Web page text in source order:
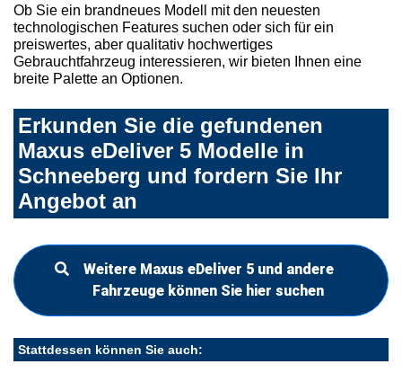
Ob Sie ein brandneues Modell mit den neuesten
technologischen Features suchen oder sich für ein
preiswertes, aber qualitativ hochwertiges
Gebrauchtfahrzeug interessieren, wir bieten Ihnen eine
breite Palette an Optionen.
Erkunden Sie die gefundenen
Maxus eDeliver 5 Modelle in
Schneeberg und fordern Sie Ihr
Angebot an
Weitere Maxus eDeliver 5 und andere
Fahrzeuge können Sie hier suchen
Stattdessen können Sie auch: